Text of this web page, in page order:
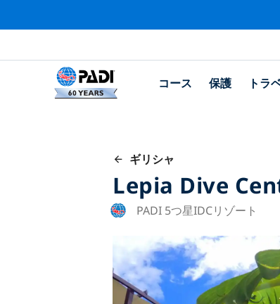
コース 保護 トラ
ギリシャ
Lepia Dive
PADI 5つ星IDCリゾート